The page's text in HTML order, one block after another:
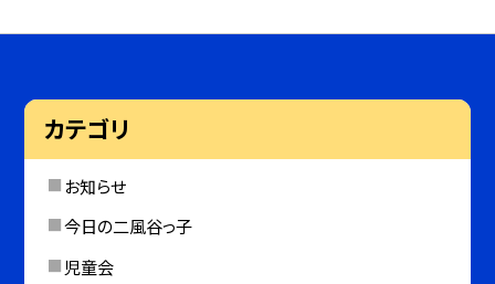
カテゴリ
お知らせ
今日の二風谷っ子
児童会